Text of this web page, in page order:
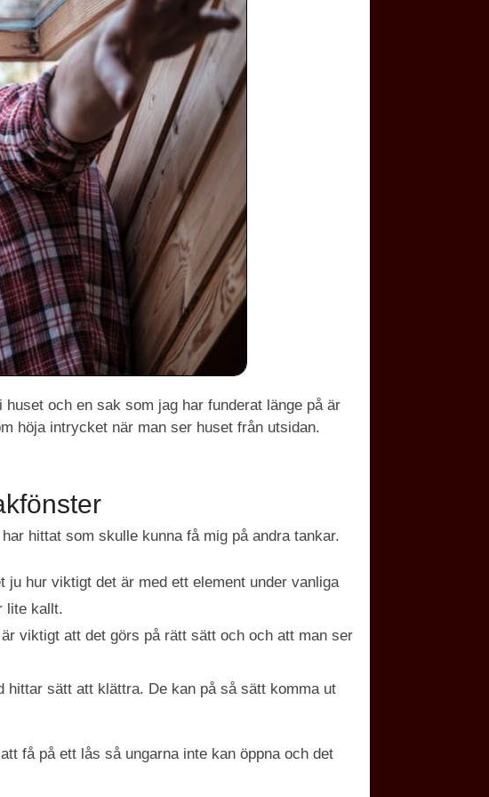
och en sak som jag har funderat länge på är
höja intrycket när man ser huset från utsidan.
hittat som skulle kunna få mig på andra tankar.
hur viktigt det är med ett element under vanliga
lite kallt.
viktigt att det görs på rätt sätt och och att man ser
sätt att klättra. De kan på så sätt komma ut
få på ett lås så ungarna inte kan öppna och det